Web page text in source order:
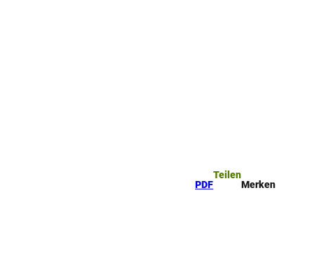
PDF
Teilen
Merken